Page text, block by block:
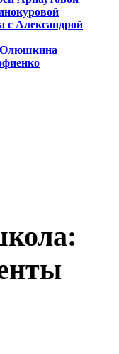
с Александрой
Олюшкина